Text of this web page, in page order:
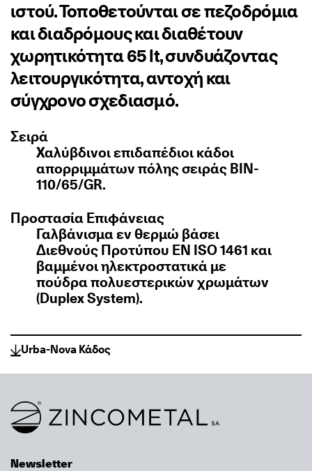
ιστού. Τοποθετούνται σε πεζοδρόμια
και διαδρόμους και διαθέτουν
χωρητικότητα 65 lt, συνδυάζοντας
λειτουργικότητα, αντοχή και
σύγχρονο σχεδιασμό.
Σειρά
Χαλύβδινοι επιδαπέδιοι κάδοι
απορριμμάτων πόλης σειράς BIN-
110/65/GR.
Προστασία Επιφάνειας
Γαλβάνισμα εν θερμώ βάσει
Διεθνούς Προτύπου EN ISO 1461 και
βαμμένοι ηλεκτροστατικά με
πούδρα πολυεστερικών χρωμάτων
(Duplex System).
Urba-Nova Κάδος
Link to homepage
Newsletter